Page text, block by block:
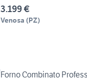
3.199 €
Venosa (PZ)
Forno Combinato